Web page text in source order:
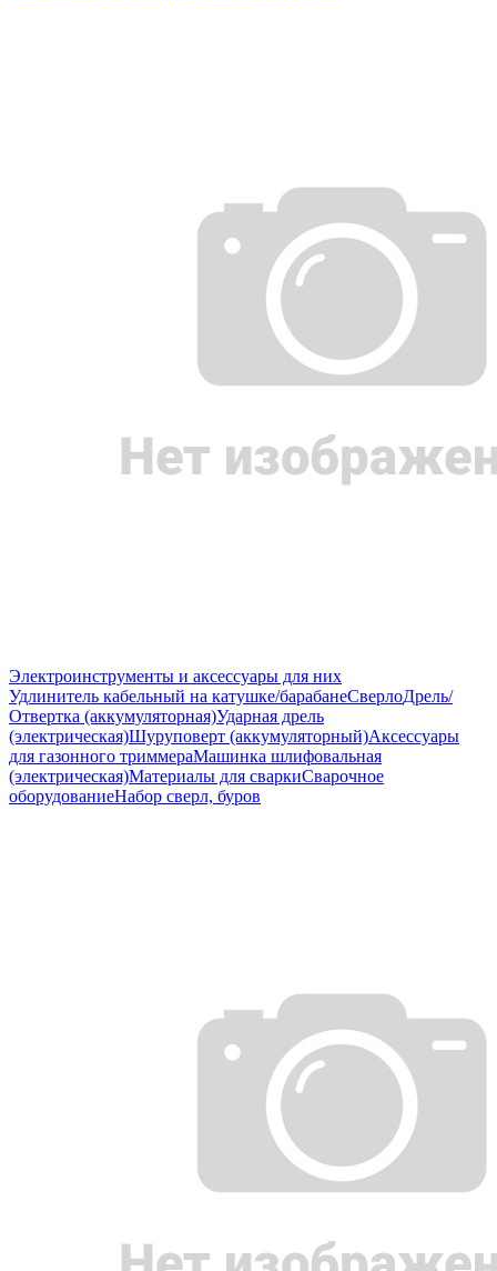
Электроинструменты и аксессуары для них
Удлинитель кабельный на катушке/барабанеСверлоДрель/
Отвертка (аккумуляторная)Ударная дрель
(электрическая)Шуруповерт (аккумуляторный)Аксессуары
для газонного триммераМашинка шлифовальная
(электрическая)Материалы для сваркиСварочное
оборудованиеНабор сверл, буров